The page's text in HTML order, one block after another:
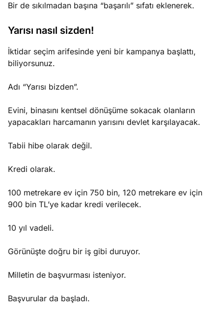
Bir de sıkılmadan başına “başarılı” sıfatı eklenerek.
Yarısı nasıl sizden!
İktidar seçim arifesinde yeni bir kampanya başlattı,
biliyorsunuz.
Adı “Yarısı bizden”.
Evini, binasını kentsel dönüşüme sokacak olanların
yapacakları harcamanın yarısını devlet karşılayacak.
Tabii hibe olarak değil.
Kredi olarak.
100 metrekare ev için 750 bin, 120 metrekare ev için
900 bin TL’ye kadar kredi verilecek.
10 yıl vadeli.
Görünüşte doğru bir iş gibi duruyor.
Milletin de başvurması isteniyor.
Başvurular da başladı.